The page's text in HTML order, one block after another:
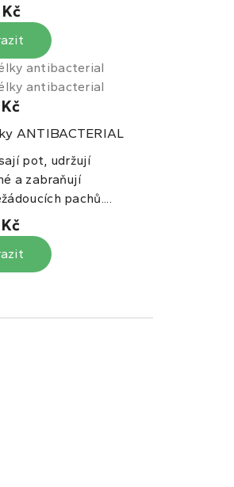
ANTIBACTERIAL
pot, udržují
a zabraňují
pachů....